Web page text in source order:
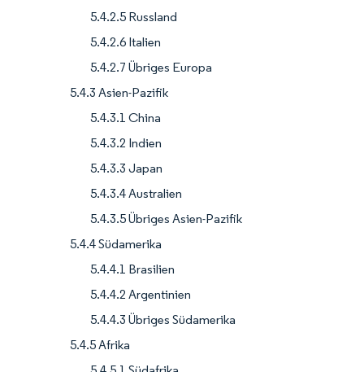
5.4.2.5 Russland
5.4.2.6 Italien
5.4.2.7 Übriges Europa
5.4.3 Asien-Pazifik
5.4.3.1 China
5.4.3.2 Indien
5.4.3.3 Japan
5.4.3.4 Australien
5.4.3.5 Übriges Asien-Pazifik
5.4.4 Südamerika
5.4.4.1 Brasilien
5.4.4.2 Argentinien
5.4.4.3 Übriges Südamerika
5.4.5 Afrika